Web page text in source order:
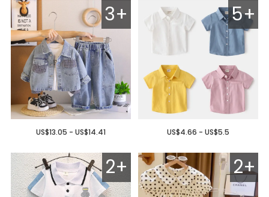
5+
US$4.66 - US$5.5
3+
US$13.05 - US$14.41
2+
2+